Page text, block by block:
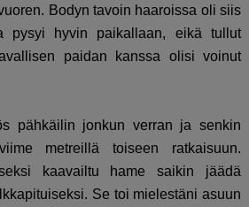
Bodyn tavoin haaroissa oli siis
pysyi hyvin paikallaan, eikä tullut
paidan kanssa olisi voinut
pähkäilin jonkun verran ja senkin
metreillä toiseen ratkaisuun.
kaavailtu hame saikin jäädä
Se toi mielestäni asuun